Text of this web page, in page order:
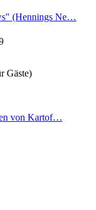
(Hennings Ne…
Gäste)
von Kartof…